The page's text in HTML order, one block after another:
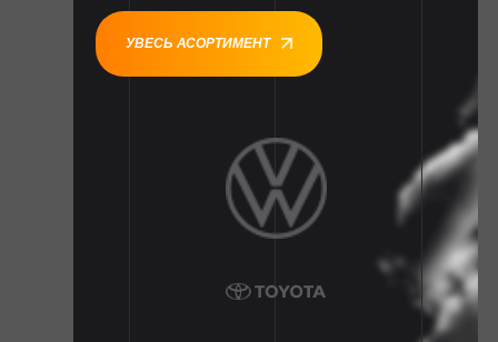
УВЕСЬ АСОРТИМЕНТ